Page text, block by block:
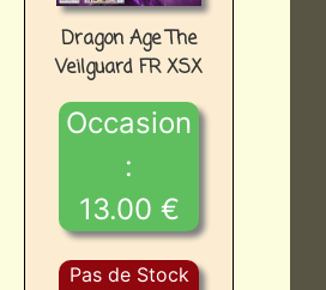
Dragon Age The
Veilguard FR XSX
Occasion
:
13.00 €
Pas de Stock